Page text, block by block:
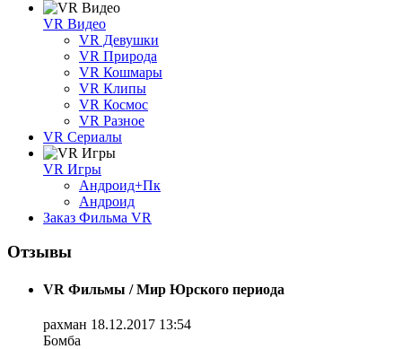
VR Видео
VR Девушки
VR Природа
VR Кошмары
VR Клипы
VR Космос
VR Разное
VR Сериалы
VR Игры
Андроид+Пк
Андроид
Заказ Фильма VR
Отзывы
VR Фильмы / Мир Юрского периода
рахман 18.12.2017 13:54
Бомба